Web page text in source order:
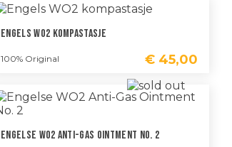
Engels WO2 Kompastasje
100% Original € 45,00
Engelse WO2 Anti-Gas Ointment No. 2